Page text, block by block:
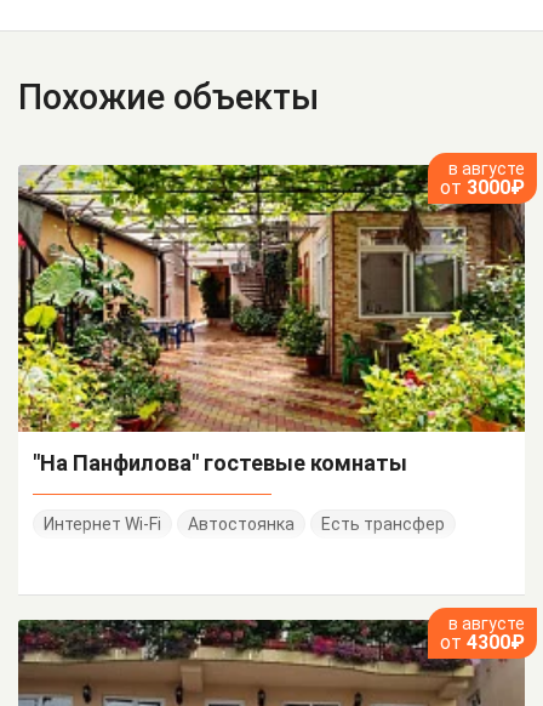
Похожие объекты
в августе
от 3000₽
"На Панфилова" гостевые комнаты
Интернет Wi-Fi Автостоянка Есть трансфер
в августе
от 4300₽